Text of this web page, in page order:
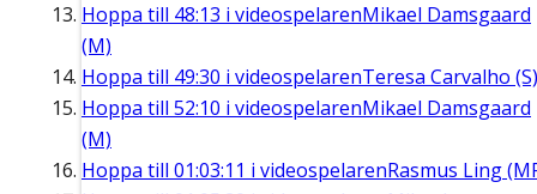
Hoppa till 48:13 i videospelarenMikael Damsgaard
(M)
Hoppa till 49:30 i videospelarenTeresa Carvalho (S)
Hoppa till 52:10 i videospelarenMikael Damsgaard
(M)
Hoppa till 01:03:11 i videospelarenRasmus Ling